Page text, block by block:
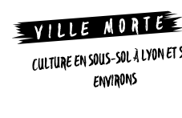
CULTURE EN SOUS-SOL À LYON
ENVIRONS